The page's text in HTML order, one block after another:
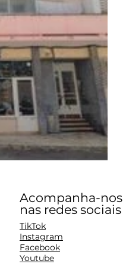
Acompanha-nos
nas redes sociais
TikTok
Instagram
Facebook
Youtube